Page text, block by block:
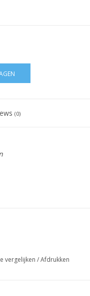
(0)
vergelijken /Afdrukken